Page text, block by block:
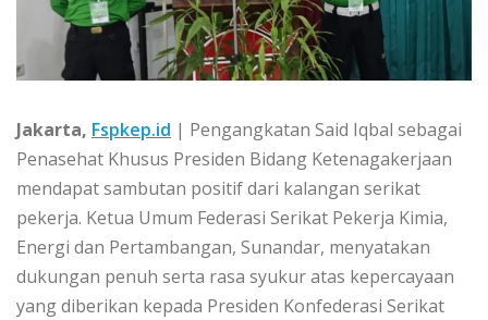
Jakarta, Fspkep.id | Pengangkatan Said Iqbal sebagai
Penasehat Khusus Presiden Bidang Ketenagakerjaan
mendapat sambutan positif dari kalangan serikat
pekerja. Ketua Umum Federasi Serikat Pekerja Kimia,
Energi dan Pertambangan, Sunandar, menyatakan
dukungan penuh serta rasa syukur atas kepercayaan
yang diberikan kepada Presiden Konfederasi Serikat